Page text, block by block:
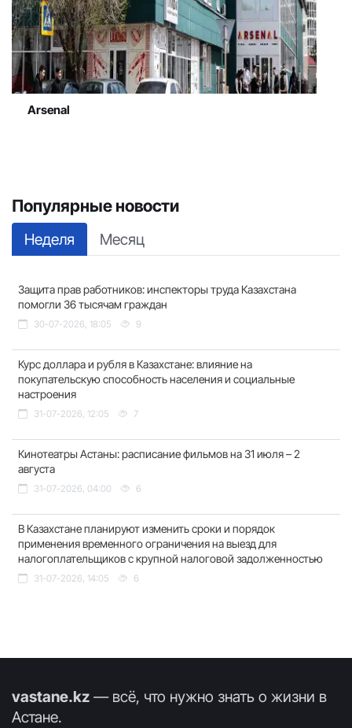
Arsenal
Популярные новости
Неделя Месяц
Защита прав работников: инспекторы труда Казахстана
помогли 36 тысячам граждан
30-07-2026, 18:05 9
Курс доллара и рубля в Казахстане: влияние на
покупательскую способность населения и социальные
настроения
31-07-2026, 12:05 7
Кинотеатры Астаны: расписание фильмов на 31 июля – 2
августа
31-07-2026, 04:00 6
В Казахстане планируют изменить сроки и порядок
применения временного ограничения на выезд для
налогоплательщиков с крупной налоговой задолженностью
31-07-2026, 14:05 6
vastane.kz — всё, что нужно знать о жизни в
Астане.